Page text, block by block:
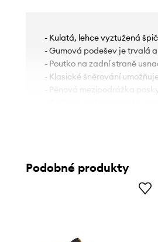
- Kulatá, lehce vyztužená
- Gumová podešev je trvalá
- Poutko na zadní straně
- Klasické šněrování
- Pěnová mezipodrážka
Podobné produkty